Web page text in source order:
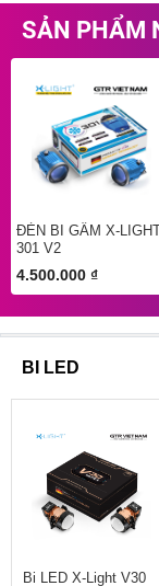
SẢN PHẨM
ĐÈN BI GẦM X-
301 V2
4.500.000 ₫
BI LED
Bi LED X-Light V30